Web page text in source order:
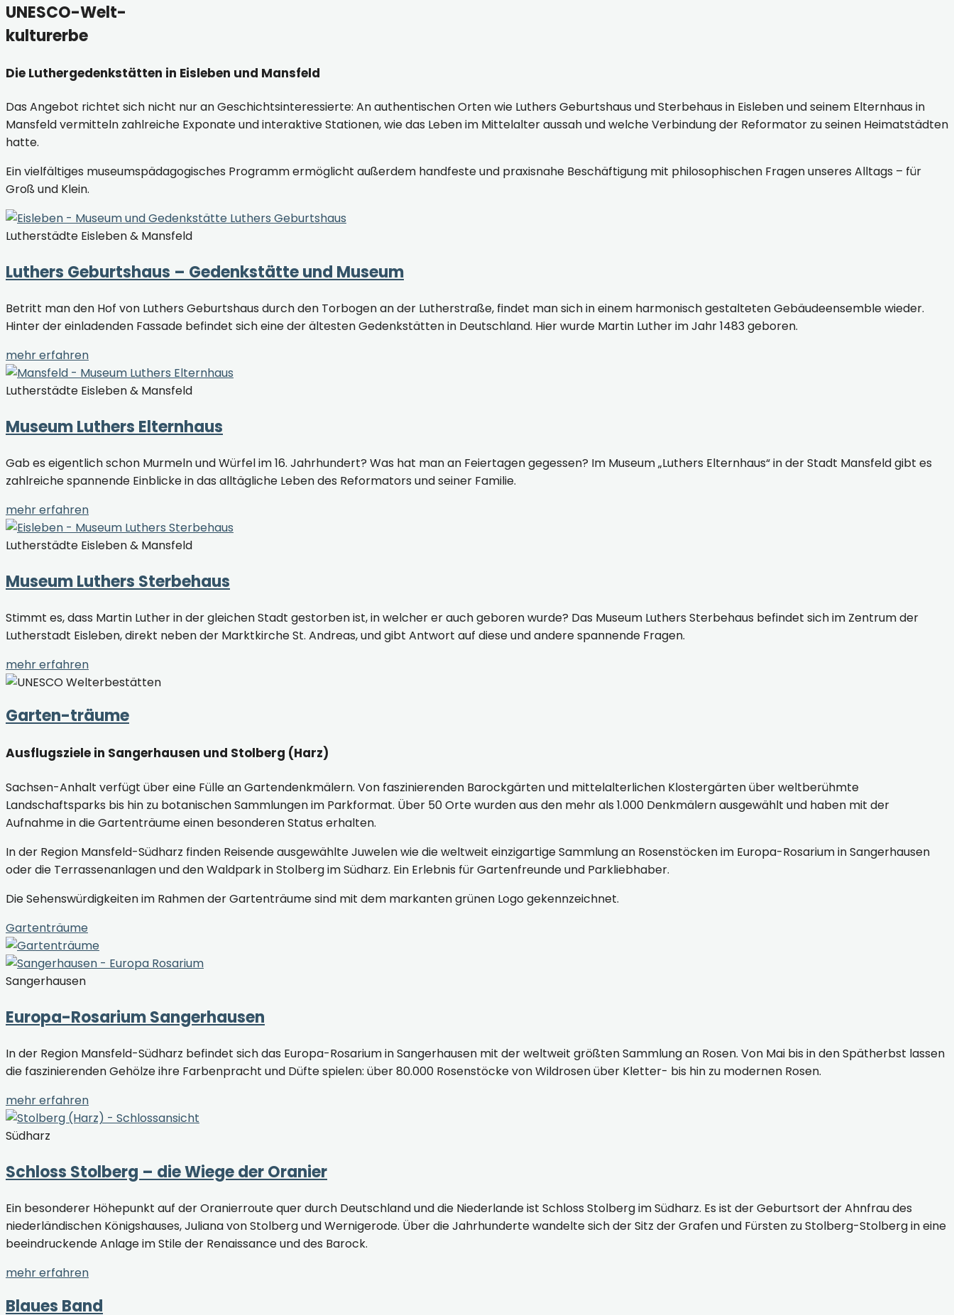
UNESCO-Welt-
kulturerbe
Die Luthergedenkstätten in Eisleben und Mansfeld
Das Angebot richtet sich nicht nur an Geschichtsinteressierte: An authentischen Orten wie Luthers Geburtshaus und Sterbehaus in Eisleben und seinem Elternhaus in
Mansfeld vermitteln zahlreiche Exponate und interaktive Stationen, wie das Leben im Mittelalter aussah und welche Verbindung der Reformator zu seinen Heimatstädten
hatte.
Ein vielfältiges museumspädagogisches Programm ermöglicht außerdem handfeste und praxisnahe Beschäftigung mit philosophischen Fragen unseres Alltags – für
Groß und Klein.
Lutherstädte Eisleben & Mansfeld
Luthers Geburtshaus – Gedenkstätte und Museum
Betritt man den Hof von Luthers Geburtshaus durch den Torbogen an der Lutherstraße, findet man sich in einem harmonisch gestalteten Gebäudeensemble wieder.
Hinter der einladenden Fassade befindet sich eine der ältesten Gedenkstätten in Deutschland. Hier wurde Martin Luther im Jahr 1483 geboren.
mehr erfahren
Lutherstädte Eisleben & Mansfeld
Museum Luthers Elternhaus
Gab es eigentlich schon Murmeln und Würfel im 16. Jahrhundert? Was hat man an Feiertagen gegessen? Im Museum „Luthers Elternhaus“ in der Stadt Mansfeld gibt es
zahlreiche spannende Einblicke in das alltägliche Leben des Reformators und seiner Familie.
mehr erfahren
Lutherstädte Eisleben & Mansfeld
Museum Luthers Sterbehaus
Stimmt es, dass Martin Luther in der gleichen Stadt gestorben ist, in welcher er auch geboren wurde? Das Museum Luthers Sterbehaus befindet sich im Zentrum der
Lutherstadt Eisleben, direkt neben der Marktkirche St. Andreas, und gibt Antwort auf diese und andere spannende Fragen.
mehr erfahren
Garten-träume
Ausflugsziele in Sangerhausen und Stolberg (Harz)
Sachsen-Anhalt verfügt über eine Fülle an Gartendenkmälern. Von faszinierenden Barockgärten und mittelalterlichen Klostergärten über weltberühmte
Landschaftsparks bis hin zu botanischen Sammlungen im Parkformat. Über 50 Orte wurden aus den mehr als 1.000 Denkmälern ausgewählt und haben mit der
Aufnahme in die Gartenträume einen besonderen Status erhalten.
In der Region Mansfeld-Südharz finden Reisende ausgewählte Juwelen wie die weltweit einzigartige Sammlung an Rosenstöcken im Europa-Rosarium in Sangerhausen
oder die Terrassenanlagen und den Waldpark in Stolberg im Südharz. Ein Erlebnis für Gartenfreunde und Parkliebhaber.
Die Sehenswürdigkeiten im Rahmen der Gartenträume sind mit dem markanten grünen Logo gekennzeichnet.
Gartenträume
Sangerhausen
Europa-Rosarium Sangerhausen
In der Region Mansfeld-Südharz befindet sich das Europa-Rosarium in Sangerhausen mit der weltweit größten Sammlung an Rosen. Von Mai bis in den Spätherbst lassen
die faszinierenden Gehölze ihre Farbenpracht und Düfte spielen: über 80.000 Rosenstöcke von Wildrosen über Kletter- bis hin zu modernen Rosen.
mehr erfahren
Südharz
Schloss Stolberg – die Wiege der Oranier
Ein besonderer Höhepunkt auf der Oranierroute quer durch Deutschland und die Niederlande ist Schloss Stolberg im Südharz. Es ist der Geburtsort der Ahnfrau des
niederländischen Königshauses, Juliana von Stolberg und Wernigerode. Über die Jahrhunderte wandelte sich der Sitz der Grafen und Fürsten zu Stolberg-Stolberg in eine
beeindruckende Anlage im Stile der Renaissance und des Barock.
mehr erfahren
Blaues Band